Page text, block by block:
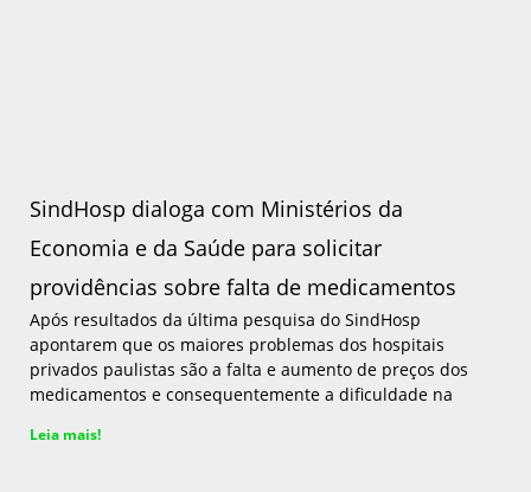
SindHosp dialoga com Ministérios da
Economia e da Saúde para solicitar
providências sobre falta de medicamentos
Após resultados da última pesquisa do SindHosp
apontarem que os maiores problemas dos hospitais
privados paulistas são a falta e aumento de preços dos
medicamentos e consequentemente a dificuldade na
Leia mais!